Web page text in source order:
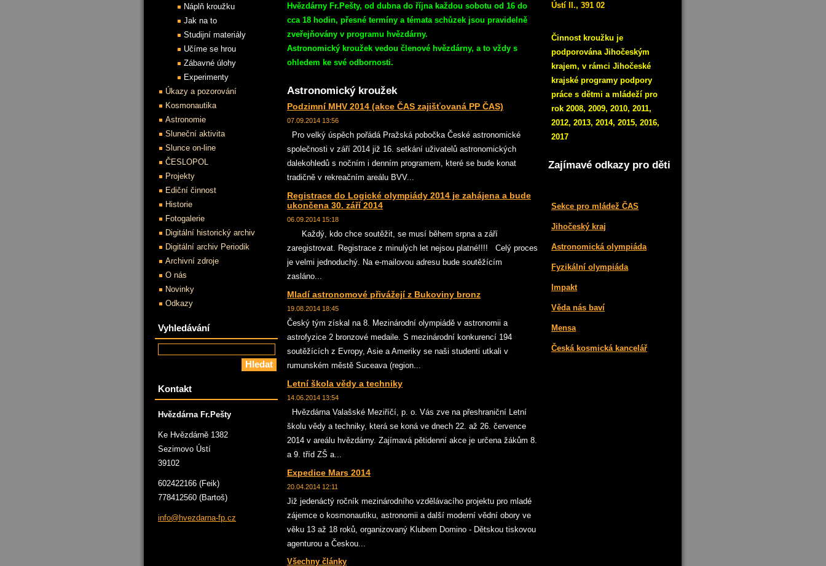
Hvězdárny Fr.Pešty, od dubna do října každou sobotu od 16 do
cca 18 hodin, přesné termíny a témata schůzek jsou pravidelně
zveřejňovány v programu hvězdárny.
Astronomický kroužek vedou členové hvězdárny, a to vždy s
ohledem ke své odbornosti.
Astronomický kroužek
Podzimní MHV 2014 (akce ČAS zajišťovaná PP ČAS)
07.09.2014 13:56
Pro velký úspěch pořádá Pražská pobočka České astronomické
společnosti v září 2014 již 16. setkání uživatelů astronomických
dalekohledů s nočním i denním programem, které se bude konat
tradičně v rekreačním areálu BVV...
Registrace do Logické olympiády 2014 je zahájena a bude
ukončena 30. září 2014
06.09.2014 15:18
Každý, kdo chce soutěžit, se musí během srpna a září
zaregistrovat. Registrace z minulých let nejsou platné!!!! Celý proces
je velmi jednoduchý. Na e-mailovou adresu bude soutěžícím
zasláno...
Mladí astronomové přivážejí z Bukoviny bronz
19.08.2014 18:45
Český tým získal na 8. Mezinárodní olympiádě v astronomii a
astrofyzice 2 bronzové medaile. S mezinárodní konkurencí 194
soutěžících z Evropy, Asie a Ameriky se naši studenti utkali v
rumunském městě Suceava (region...
Letní škola vědy a techniky
14.06.2014 13:54
Hvězdárna Valašské Meziříčí, p. o. Vás zve na přeshraniční Letní
školu vědy a techniky, která se koná ve dnech 22. až 26. července
2014 v areálu hvězdárny. Zajímavá pětidenní akce je určena žákům 8.
a 9. tříd ZŠ a...
Expedice Mars 2014
20.04.2014 12:11
Již jedenáctý ročník mezinárodního vzdělávacího projektu pro mladé
zájemce o kosmonautiku, astronomii a další moderní vědní obory ve
věku 13 až 18 roků, organizovaný Klubem Domino - Dětskou tiskovou
agenturou a Českou...
Všechny články
Ústí II., 391 02
Činnost kroužku je
podporována Jihočeským
krajem, v rámci Jihočeské
krajské programy podpory
práce s dětmi a mládeží pro
rok 2008, 2009, 2010, 2011,
2012, 2013, 2014, 2015, 2016,
2017
Zajímavé odkazy pro děti
Sekce pro mládež ČAS
Jihočeský kraj
Astronomická olympiáda
Fyzikální olympiáda
Impakt
Věda nás baví
Mensa
Česká kosmická kancelář
Náplň kroužku
Jak na to
Studijní materiály
Učíme se hrou
Zábavné úlohy
Experimenty
Úkazy a pozorování
Kosmonautika
Astronomie
Sluneční aktivita
Slunce on-line
ČESLOPOL
Projekty
Ediční činnost
Historie
Fotogalerie
Digitální historický archiv
Digitální archiv Periodik
Archivní zdroje
O nás
Novinky
Odkazy
Vyhledávání
Kontakt
Hvězdárna Fr.Pešty
Ke Hvězdárně 1382
Sezimovo Ústí
39102
602422166 (Feik)
778412560 (Bartoš)
info@hvezdarna-fp.cz